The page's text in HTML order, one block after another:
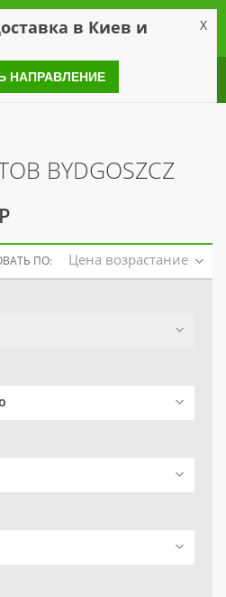
BYDGOSZCZ
ПО: Цена возрастание
в Киев и X
НАПРАВЛЕНИЕ